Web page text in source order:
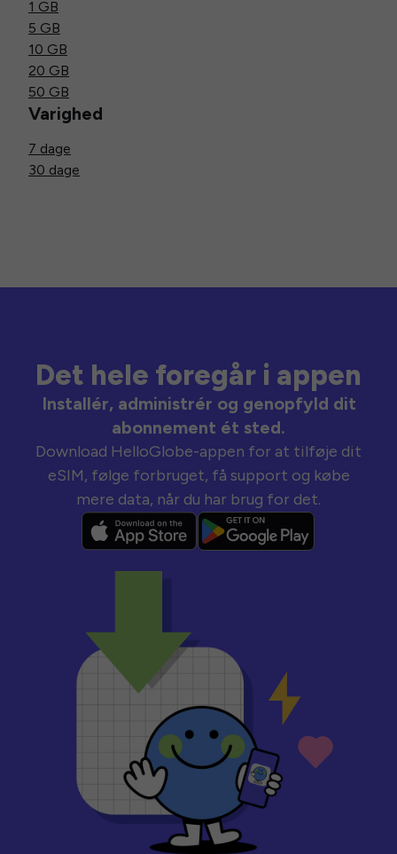
1 GB
5 GB
10 GB
20 GB
50 GB
Varighed
7 dage
30 dage
Det hele foregår i appen
Installér, administrér og genopfyld dit
abonnement ét sted.
Download HelloGlobe-appen for at tilføje dit
eSIM, følge forbruget, få support og købe
mere data, når du har brug for det.